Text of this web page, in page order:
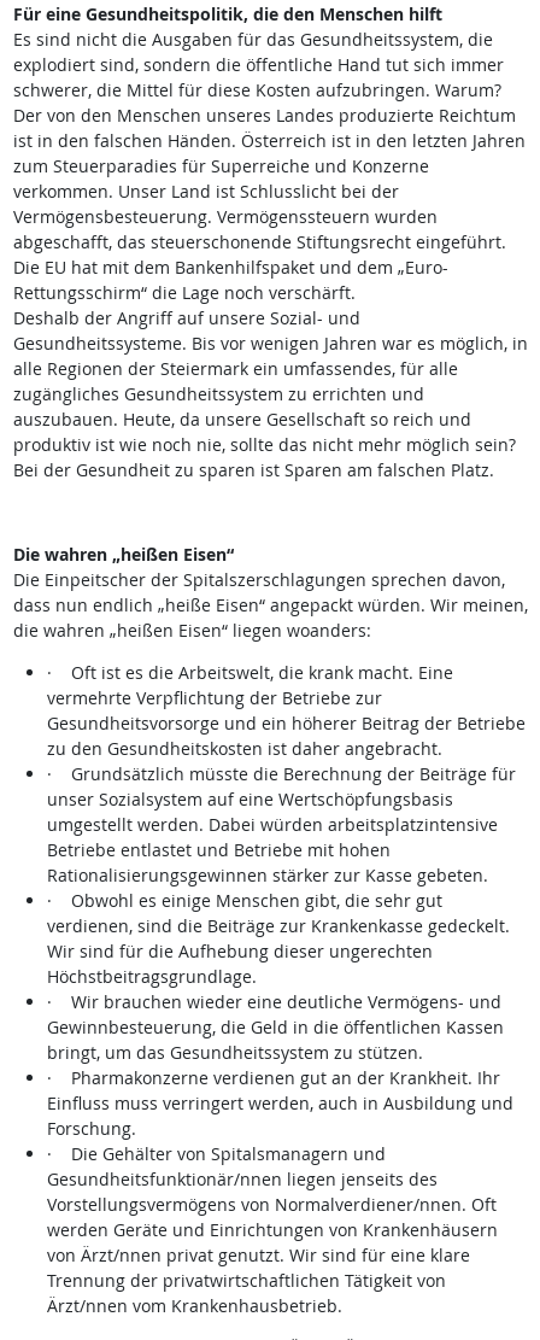
Für eine Gesundheitspolitik, die den Menschen hilft
Es sind nicht die Ausgaben für das Gesundheitssystem, die
explodiert sind, sondern die öffentliche Hand tut sich immer
schwerer, die Mittel für diese Kosten aufzubringen. Warum?
Der von den Menschen unseres Landes produzierte Reichtum
ist in den falschen Händen. Österreich ist in den letzten Jahren
zum Steuerparadies für Superreiche und Konzerne
verkommen. Unser Land ist Schlusslicht bei der
Vermögensbesteuerung. Vermögenssteuern wurden
abgeschafft, das steuerschonende Stiftungsrecht eingeführt.
Die EU hat mit dem Bankenhilfspaket und dem „Euro-
Rettungsschirm“ die Lage noch verschärft.
Deshalb der Angriff auf unsere Sozial- und
Gesundheitssysteme. Bis vor wenigen Jahren war es möglich, in
alle Regionen der Steiermark ein umfassendes, für alle
zugängliches Gesundheitssystem zu errichten und
auszubauen. Heute, da unsere Gesellschaft so reich und
produktiv ist wie noch nie, sollte das nicht mehr möglich sein?
Bei der Gesundheit zu sparen ist Sparen am falschen Platz.
Die wahren „heißen Eisen“
Die Einpeitscher der Spitalszerschlagungen sprechen davon,
dass nun endlich „heiße Eisen“ angepackt würden. Wir meinen,
die wahren „heißen Eisen“ liegen woanders:
· Oft ist es die Arbeitswelt, die krank macht. Eine
vermehrte Verpflichtung der Betriebe zur
Gesundheitsvorsorge und ein höherer Beitrag der Betriebe
zu den Gesundheitskosten ist daher angebracht.
· Grundsätzlich müsste die Berechnung der Beiträge für
unser Sozialsystem auf eine Wertschöpfungsbasis
umgestellt werden. Dabei würden arbeitsplatzintensive
Betriebe entlastet und Betriebe mit hohen
Rationalisierungsgewinnen stärker zur Kasse gebeten.
· Obwohl es einige Menschen gibt, die sehr gut
verdienen, sind die Beiträge zur Krankenkasse gedeckelt.
Wir sind für die Aufhebung dieser ungerechten
Höchstbeitragsgrundlage.
· Wir brauchen wieder eine deutliche Vermögens- und
Gewinnbesteuerung, die Geld in die öffentlichen Kassen
bringt, um das Gesundheitssystem zu stützen.
· Pharmakonzerne verdienen gut an der Krankheit. Ihr
Einfluss muss verringert werden, auch in Ausbildung und
Forschung.
· Die Gehälter von Spitalsmanagern und
Gesundheitsfunktionär/nnen liegen jenseits des
Vorstellungsvermögens von Normalverdiener/nnen. Oft
werden Geräte und Einrichtungen von Krankenhäusern
von Ärzt/nnen privat genutzt. Wir sind für eine klare
Trennung der privatwirtschaftlichen Tätigkeit von
Ärzt/nnen vom Krankenhausbetrieb.